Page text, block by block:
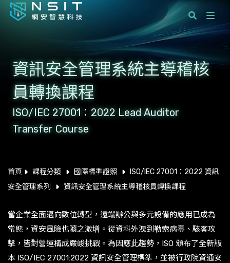
際標準顧問服務
業服務
員服務
於網安智慧科技
絡我們
資訊安全管理系統主導稽核
員轉換課程
ISO/IEC 27001：2022 Lead Auditor
Transfer Course
首頁 課程分類 國際標準證照
ISO/IEC 27001：2022 資訊
安全管理系列
資訊安全管理系統主導稽核員轉換課程
當企業全面邁向數位轉型，遠端辦公與多元設備的應用已成為
常態，資安風險也隨之激增。從資料外洩到勒索病毒、駭客攻
擊，皆對營運構成嚴峻挑戰。為因應此趨勢，ISO 頒布了全新版
本 ISO/IEC 27001:2022 資訊安全管理標準，並被行政院資通安